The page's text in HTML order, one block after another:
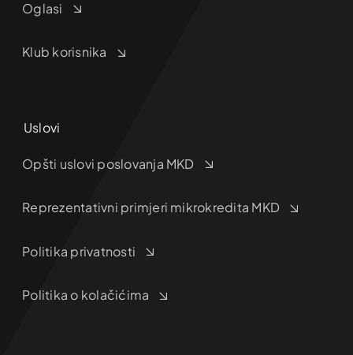
Oglasi
Klub korisnika
Uslovi
Opšti uslovi poslovanja MKD
Reprezentativni primjeri mikrokredita MKD
Politika privatnosti
Politika o kolačićima